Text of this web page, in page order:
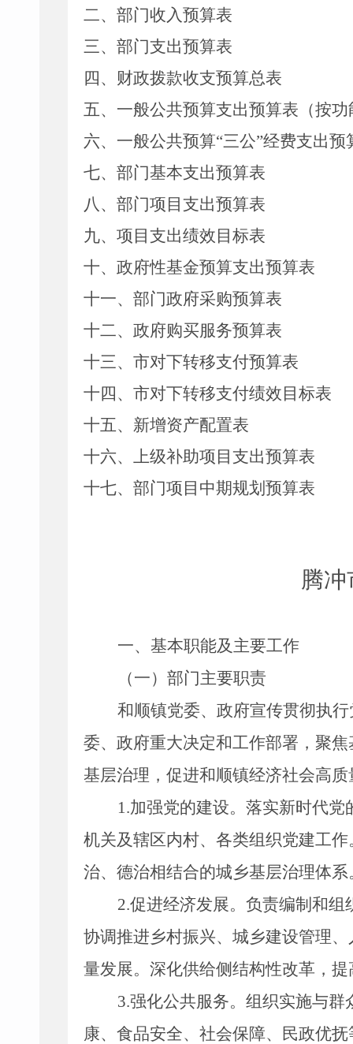
二、部门收入预算表
三、部门支出预算表
四、财政拨款收支预算总表
五、一般公共预算支出预算表 （按
六、一般公共预算“三公”经费支出预
七、部门基本支出预算表
八、 部门项目支出预算表
九、项目支出绩效目标表
十、政府性基金预算支出预算表
十一、部门政府采购预算表
十二、政府购买服务预算表
十三、 市对下转移支付预算表
十四、 市对下转移支付绩效目标表
十五、新增资产配置表
十六、上级补助项目支出预算表
十七、部门项目中期规划预算表
腾
一、基本职能及主要工作
（一）部门主要职责
和顺镇党委、政府宣传贯彻执
委、政府重大决定和工作部署，聚
基层治理，促进和顺镇经济社会高
1.加强党的建设。落实新时代
机关及辖区内村、各类组织党建工
治、德治相结合的城乡基层治理体系
2.促进经济发展。负责编制和
协调推进乡村振兴、城乡建设管理
量发展。深化供给侧结构性改革，
3.强化公共服务。组织实施与
康、食品安全、社会保障、民政优